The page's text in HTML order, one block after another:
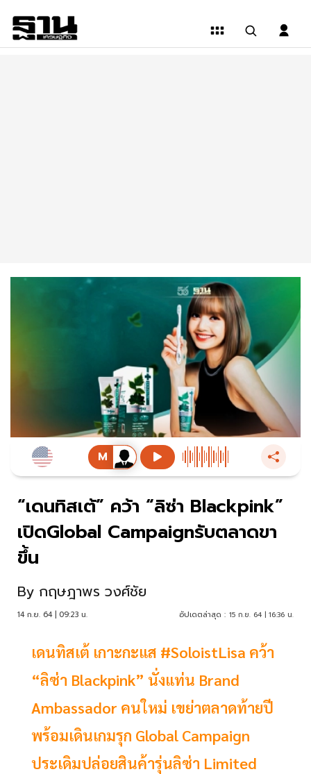
“เดนทิสเต้” คว้า “ลิซ่า Blackpink”
เปิดGlobal Campaignรับตลาดขา
ขึ้น
By กฤษฎาพร วงศ์ชัย
14 ก.ย. 64 | 09:23 น. อัปเดตล่าสุด : 15 ก.ย. 64 | 16:36 น.
เดนทิสเต้ เกาะกะแส #SoloistLisa คว้า
“ลิซ่า Blackpink” นั่งแท่น Brand
Ambassador คนใหม่ เขย่าตลาดท้ายปี
พร้อมเดินเกมรุก Global Campaign
ประเดิมปล่อยสินค้ารุ่นลิซ่า Limited